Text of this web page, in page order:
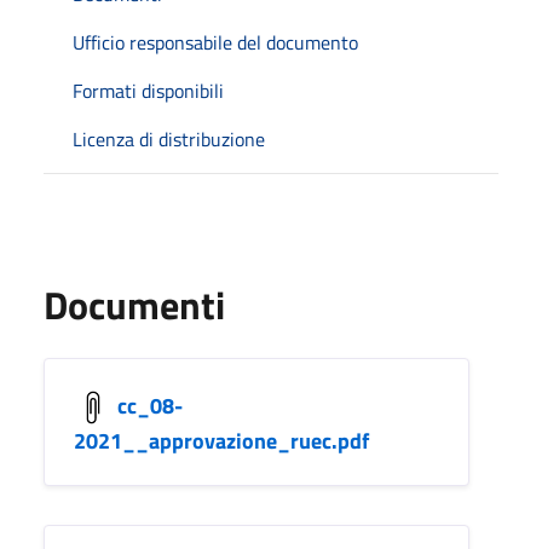
Ufficio responsabile del documento
Formati disponibili
Licenza di distribuzione
Documenti
cc_08-
2021__approvazione_ruec.pdf